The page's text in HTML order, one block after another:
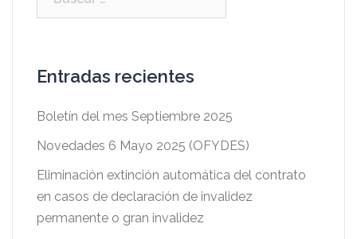
Entradas recientes
Boletín del mes Septiembre 2025
Novedades 6 Mayo 2025 (OFYDES)
Eliminación extinción automática del contrato
en casos de declaración de invalidez
permanente o gran invalidez